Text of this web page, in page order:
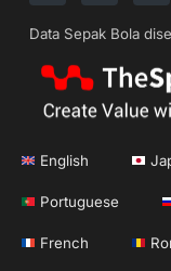
Data Sepak Bola
English
Portuguese
French